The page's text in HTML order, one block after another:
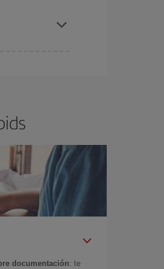
documentación: te